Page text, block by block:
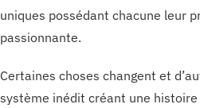
uniques possédant chacune leur
passionnante.
Certaines choses changent et
système inédit créant une